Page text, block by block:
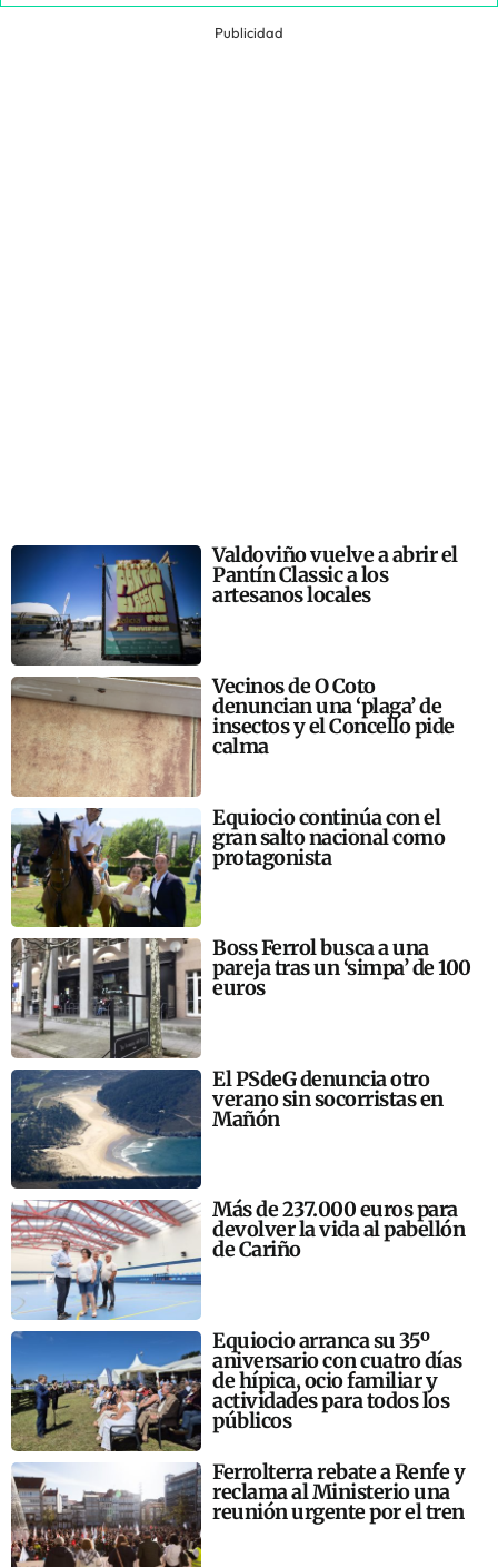
Publicidad
Valdoviño vuelve a abrir el
Pantín Classic a los
artesanos locales
Vecinos de O Coto
denuncian una ‘plaga’ de
insectos y el Concello pide
calma
Equiocio continúa con el
gran salto nacional como
protagonista
Boss Ferrol busca a una
pareja tras un ‘simpa’ de 100
euros
El PSdeG denuncia otro
verano sin socorristas en
Mañón
Más de 237.000 euros para
devolver la vida al pabellón
de Cariño
Equiocio arranca su 35º
aniversario con cuatro días
de hípica, ocio familiar y
actividades para todos los
públicos
Ferrolterra rebate a Renfe y
reclama al Ministerio una
reunión urgente por el tren